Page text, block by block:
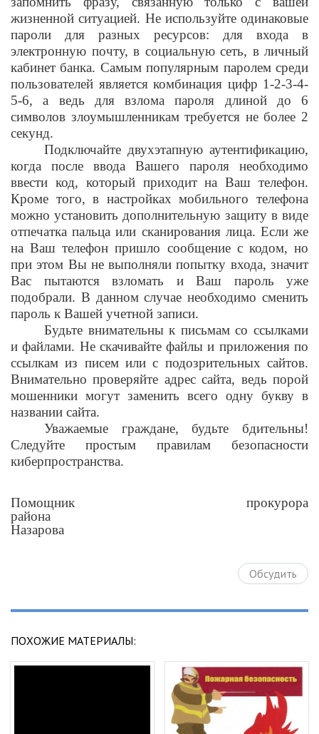
жизненной ситуацией. Не используйте одинаковые
пароли для разных ресурсов: для входа в
электронную почту, в социальную сеть, в личный
кабинет банка. Самым популярным паролем среди
пользователей является комбинация цифр 1-2-3-4-
5-6, а ведь для взлома пароля длиной до 6
символов злоумышленникам требуется не более 2
секунд.
Подключайте двухэтапную аутентификацию,
когда после ввода Вашего пароля необходимо
ввести код, который приходит на Ваш телефон.
Кроме того, в настройках мобильного телефона
можно установить дополнительную защиту в виде
отпечатка пальца или сканирования лица. Если же
на Ваш телефон пришло сообщение с кодом, но
при этом Вы не выполняли попытку входа, значит
Вас пытаются взломать и Ваш пароль уже
подобрали. В данном случае необходимо сменить
пароль к Вашей учетной записи.
Будьте внимательны к письмам со ссылками
и файлами. Не скачивайте файлы и приложения по
ссылкам из писем или с подозрительных сайтов.
Внимательно проверяйте адрес сайта, ведь порой
мошенники могут заменить всего одну букву в
названии сайта.
Уважаемые граждане, будьте бдительны!
Следуйте простым правилам безопасности
киберпространства.
Помощник прокурора
района
Назарова
Обсудить
ПОХОЖИЕ МАТЕРИАЛЫ: